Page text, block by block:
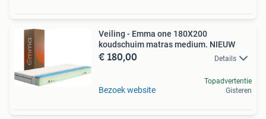
Veiling - Emma one 180X200
koudschuim matras medium. NIEUW
€ 180,00 Details
Bezoek website
Topadvertentie
Gisteren